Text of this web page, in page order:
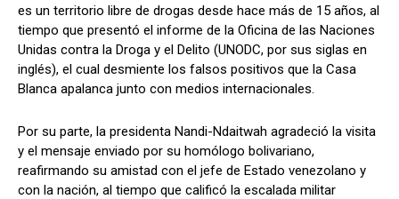
es un territorio libre de drogas desde hace más de 15 años, al
tiempo que presentó el informe de la Oficina de las Naciones
Unidas contra la Droga y el Delito (UNODC, por sus siglas en
inglés), el cual desmiente los falsos positivos que la Casa
Blanca apalanca junto con medios internacionales.
Por su parte, la presidenta Nandi-Ndaitwah agradeció la visita
y el mensaje enviado por su homólogo bolivariano,
reafirmando su amistad con el jefe de Estado venezolano y
con la nación, al tiempo que calificó la escalada militar